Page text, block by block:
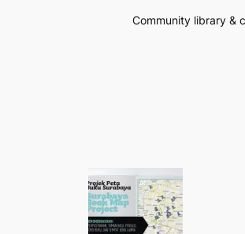
Community library &